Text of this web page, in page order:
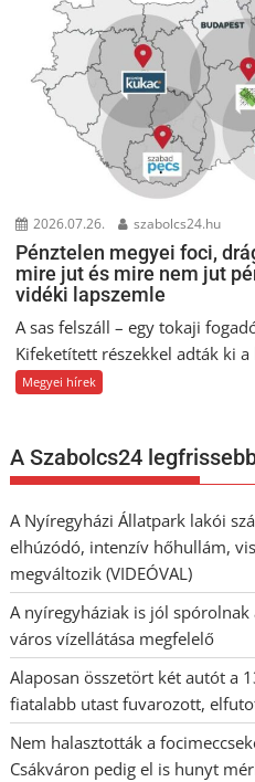
2026.07.26. szabolcs24.hu
Pénztelen megyei foci,
mire jut és mire nem jut
vidéki lapszemle
A sas felszáll – egy tokaji
Kifeketített részekkel adták ki
Megyei hírek
A Szabolcs24
A Nyíregyházi Állatpark lakói
elhúzódó, intenzív hőhullám,
megváltozik (VIDEÓVAL)
A nyíregyháziak is jól spórolnak
város vízellátása megfelelő
Alaposan összetört két autót a
fiatalabb utast fuvarozott,
Nem halasztották a
Csákváron pedig el is hunyt